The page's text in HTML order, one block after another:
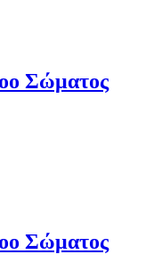
Σώματος
Σώματος